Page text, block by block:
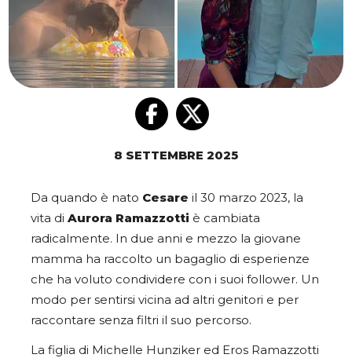
8 SETTEMBRE 2025
Da quando è nato Cesare il 30 marzo 2023, la
vita di Aurora Ramazzotti è cambiata
radicalmente. In due anni e mezzo la giovane
mamma ha raccolto un bagaglio di esperienze
che ha voluto condividere con i suoi follower. Un
modo per sentirsi vicina ad altri genitori e per
raccontare senza filtri il suo percorso.
La figlia di Michelle Hunziker ed Eros Ramazzotti